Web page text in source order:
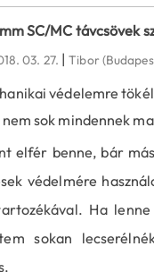
SC/MC távcsövek
03. 27. |Tibor
védelemre
sok mindennek
elfér benne, bár
védelmére
Ha
sokan